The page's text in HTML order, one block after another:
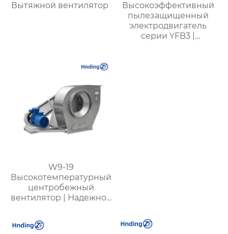
Вытяжной вентилятор
Высокоэффективный
пылезащищенный
электродвигатель
серии YFB3 |
W9-19
Высокотемпературный
центробежный
вентилятор | Надежное
работы при
температуре до 950℃